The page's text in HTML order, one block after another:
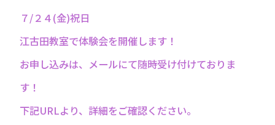
７/２４(金)祝日
江古田教室で体験会を開催します！
お申し込みは、メールにて随時受け付けておりま
す！
下記URLより、詳細をご確認ください。